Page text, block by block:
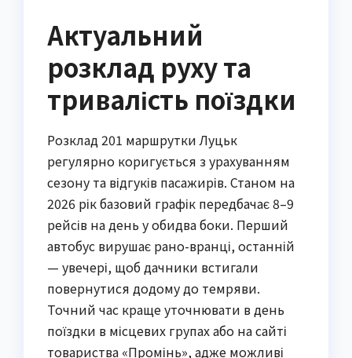
Актуальний
розклад руху та
тривалість поїздки
Розклад 201 маршрутки Луцьк
регулярно коригується з урахуванням
сезону та відгуків пасажирів. Станом на
2026 рік базовий графік передбачає 8–9
рейсів на день у обидва боки. Перший
автобус вирушає рано-вранці, останній
— увечері, щоб дачники встигали
повернутися додому до темряви.
Точний час краще уточнювати в день
поїздки в місцевих групах або на сайті
товариства «Промінь», адже можливі